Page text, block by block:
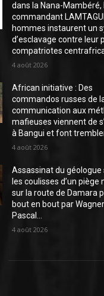
dans la Nana-Mambéré,
commandant
hommes instaurent un
d’esclavage contre leur
compatriotes
4 août 2026
African initiative : Des
commandos russes de
communication aux
mafieuses viennent de
à Bangui et font
4 août 2026
Assassinat du géologue
les coulisses d’un piège
sur la route de Damara
bout en bout par
Pascal...
4 août 2026